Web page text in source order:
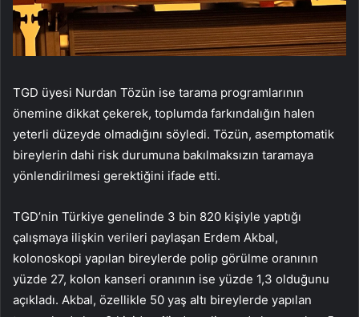
TGD üyesi Nurdan Tözün ise tarama programlarının
önemine dikkat çekerek, toplumda farkındalığın halen
yeterli düzeyde olmadığını söyledi. Tözün, asemptomatik
bireylerin dahi risk durumuna bakılmaksızın taramaya
yönlendirilmesi gerektiğini ifade etti.
TGD’nin Türkiye genelinde 3 bin 820 kişiyle yaptığı
çalışmaya ilişkin verileri paylaşan Erdem Akbal,
kolonoskopi yapılan bireylerde polip görülme oranının
yüzde 27, kolon kanseri oranının ise yüzde 1,3 olduğunu
açıkladı. Akbal, özellikle 50 yaş altı bireylerde yapılan